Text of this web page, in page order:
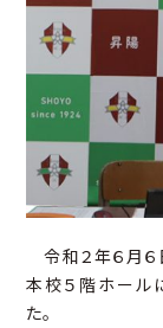
令和２年６月６
本校５階ホール
た。